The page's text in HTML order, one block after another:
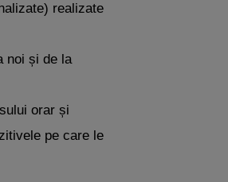
realizate
noi și de la
orar și
pe care le